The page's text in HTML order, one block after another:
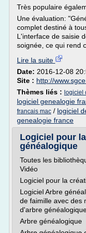
Très populaire
Une évaluation:
complet destiné à
L'interface de saisie
soignée, ce qui rend
Lire la suite
Date: 2016-12-08
Site : http://
Thèmes liés : logiciel
logiciel genealogie
francais mac / logiciel
genealogie france
Logiciel pour
généalogique
Toutes les
Vidéo
Logiciel pour la
Logiciel Arbre
de faimille avec des
d'arbre
Arbre généalogique